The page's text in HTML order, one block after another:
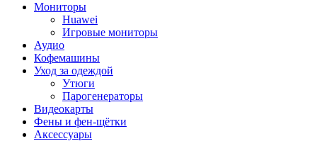
Мониторы
Huawei
Игровые мониторы
Аудио
Кофемашины
Уход за одеждой
Утюги
Парогенераторы
Видеокарты
Фены и фен-щётки
Аксессуары